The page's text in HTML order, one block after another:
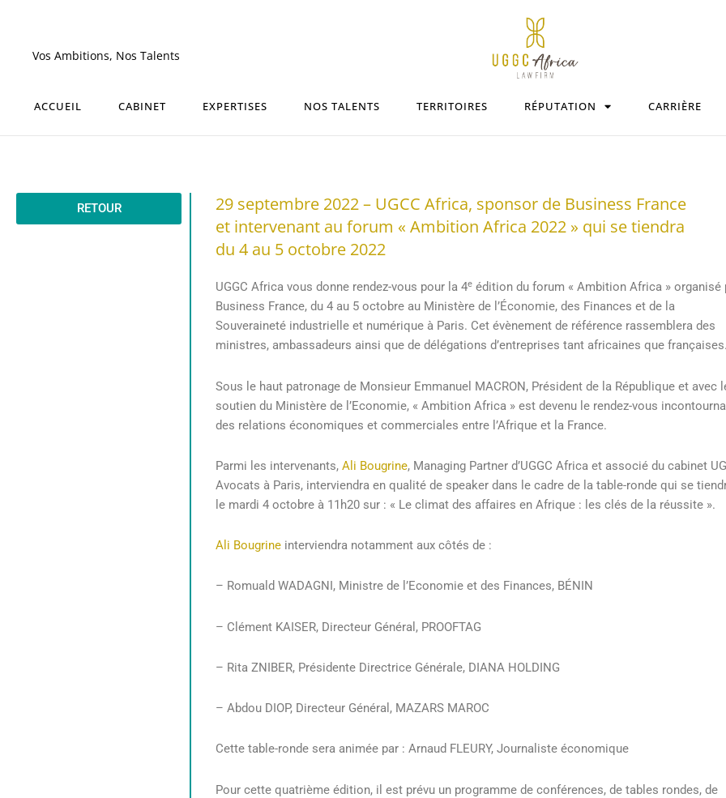
Vos Ambitions, Nos Talents
ACCUEIL CABINET EXPERTISES NOS TALENTS TERRITOIRES RÉPUTATION CARRIÈRE
RETOUR
29 septembre 2022 – UGCC Africa, sponsor de Business France
et intervenant au forum « Ambition Africa 2022 » qui se tiendra
du 4 au 5 octobre 2022
UGGC Africa vous donne rendez-vous pour la 4e édition du forum « Ambition Africa » organisé
Business France, du 4 au 5 octobre au Ministère de l’Économie, des Finances et de la
Souveraineté industrielle et numérique à Paris. Cet évènement de référence rassemblera des
ministres, ambassadeurs ainsi que de délégations d’entreprises tant africaines que françaises.
Sous le haut patronage de Monsieur Emmanuel MACRON, Président de la République et avec
soutien du Ministère de l’Economie, « Ambition Africa » est devenu le rendez-vous
des relations économiques et commerciales entre l’Afrique et la France.
Parmi les intervenants,Ali Bougrine, Managing Partner d’UGGC Africa et associé du cabinet
Avocats à Paris, interviendra en qualité de speaker dans le cadre de la table-ronde qui se
le mardi 4 octobre à 11h20 sur : « Le climat des affaires en Afrique : les clés de la réussite ».
Ali Bougrine interviendra notamment aux côtés de :
– Romuald WADAGNI, Ministre de l’Economie et des Finances, BÉNIN
– Clément KAISER, Directeur Général, PROOFTAG
– Rita ZNIBER, Présidente Directrice Générale, DIANA HOLDING
– Abdou DIOP, Directeur Général, MAZARS MAROC
Cette table-ronde sera animée par : Arnaud FLEURY, Journaliste économique
Pour cette quatrième édition, il est prévu un programme de conférences, de tables rondes, de